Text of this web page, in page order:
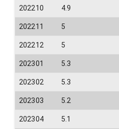
202210 4.9
202211 5
202212 5
202301 5.3
202302 5.3
202303 5.2
202304 5.1